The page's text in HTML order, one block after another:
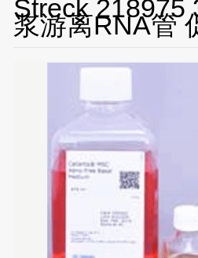
Streck 218975
浆游离RNA管